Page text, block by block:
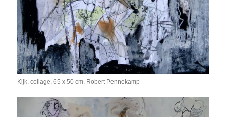
Kijk, collage, 65 x 50 cm, Robert Pennekamp